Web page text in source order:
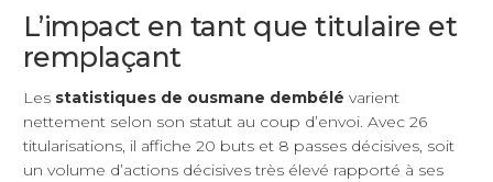
L’impact en tant que titulaire et
remplaçant
Les statistiques de ousmane dembélé varient
nettement selon son statut au coup d’envoi. Avec 26
titularisations, il affiche 20 buts et 8 passes décisives, soit
un volume d’actions décisives très élevé rapporté à ses